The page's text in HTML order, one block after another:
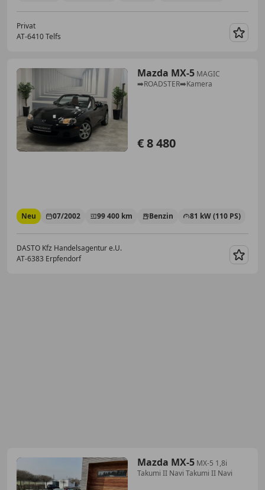
Privat
AT-6410 Telfs
Mazda MX-5 MAGIC
➡️ROADSTER➡️Kamera
€ 8 480
Neu 07/2002 99 400 km Benzin 81 kW (110 PS)
DASTO Kfz Handelsagentur e.U.
AT-6383 Erpfendorf
Mazda MX-5 MX-5 1,8i
Takumi II Navi Takumi II Navi